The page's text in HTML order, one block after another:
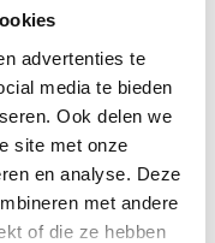
advertenties te
media te bieden
Ook delen we
site met onze
en analyse. Deze
met andere
of die ze hebben